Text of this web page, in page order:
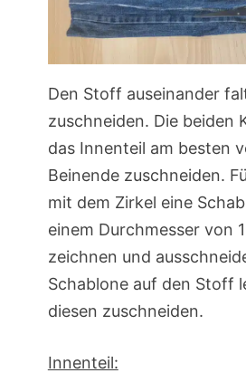
Den Stoff auseinander
zuschneiden. Die beiden
das Innenteil am besten
Beinende zuschneiden.
mit dem Zirkel eine
einem Durchmesser von
zeichnen und
Schablone auf den Stoff
diesen zuschneiden.
Innenteil: